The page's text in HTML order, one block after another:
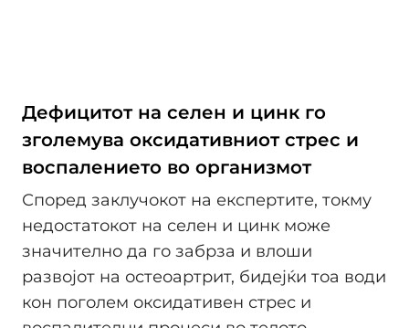
Дефицитот на селен и цинк го
зголемува оксидативниот стрес и
воспалението во организмот
Според заклучокот на експертите, токму
недостатокот на селен и цинк може
значително да го забрза и влоши
развојот на остеоартрит, бидејќи тоа води
кон поголем оксидативен стрес и